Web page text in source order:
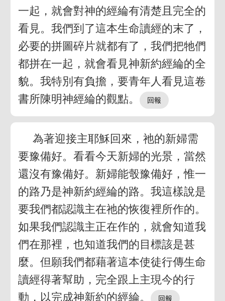
一起，就會對神的經綸有清楚且完全的
看見。我們到了這本生命讀經的末了，
必要的拼圖碎片就都有了，我們把牠們
都拼在一起，就會看見神新約經綸的全
貌。我特別有負擔，要青年人看見這卷
書所陳明神經綸的觀點。
為著迎接主耶穌回來，祂的新婦需
要豫備好。看看今天新婦的光景，當然
還沒有豫備好。新婦能彀豫備好，惟一
的路乃是神新約經綸的路。我這樣說是
要我們都認識主在祂的恢復裡所作的。
如果我們認識主正在作的，就會知道我
們在那裡，也知道我們的目標該是甚
麼。但願我們都藉著這本使徒行傳生命
讀經得著幫助，完全跟上主現今的行
動，以完成神新約的經綸。